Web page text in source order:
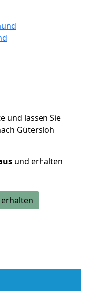
und lassen Sie
Gütersloh
und erhalten